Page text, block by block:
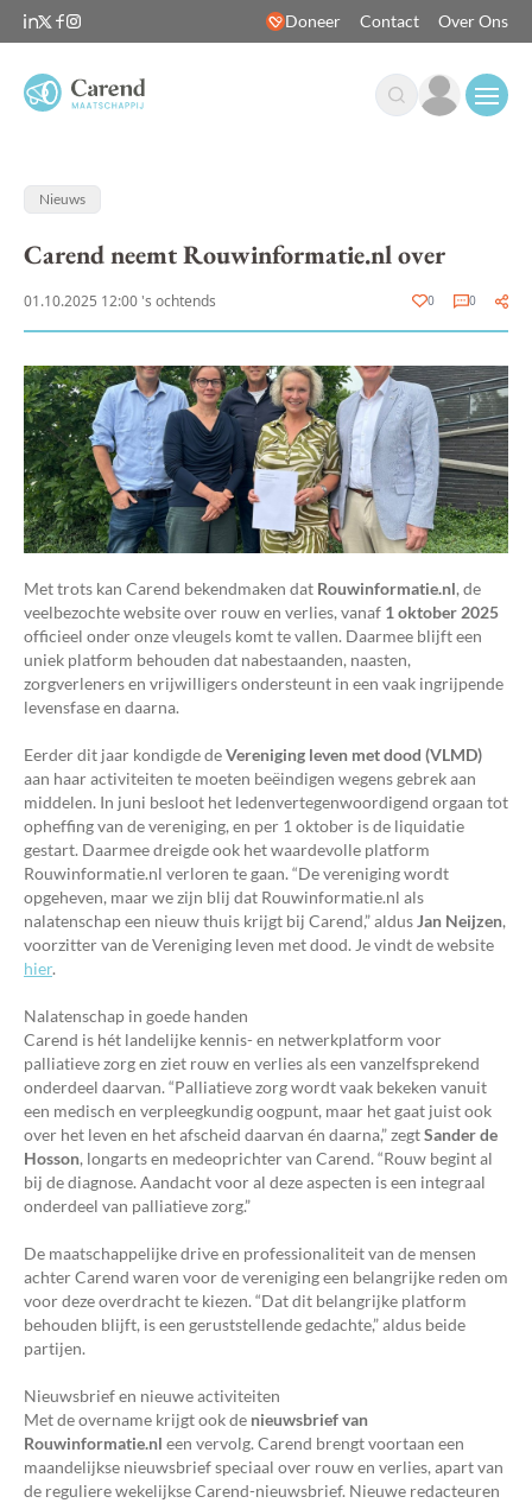
Doneer Contact Over Ons
Nieuws
Carend neemt Rouwinformatie.nl over
01.10.2025 12:00 's ochtends 0 0
Met trots kan Carend bekendmaken dat Rouwinformatie.nl, de
veelbezochte website over rouw en verlies, vanaf 1 oktober 2025
officieel onder onze vleugels komt te vallen. Daarmee blijft een
uniek platform behouden dat nabestaanden, naasten,
zorgverleners en vrijwilligers ondersteunt in een vaak ingrijpende
levensfase en daarna.
Eerder dit jaar kondigde deVereniging leven met dood (VLMD)
aan haar activiteiten te moeten beëindigen wegens gebrek aan
middelen. In juni besloot het ledenvertegenwoordigend orgaan tot
opheffing van de vereniging, en per 1 oktober is de liquidatie
gestart. Daarmee dreigde ook het waardevolle platform
Rouwinformatie.nl verloren te gaan. “De vereniging wordt
opgeheven, maar we zijn blij dat Rouwinformatie.nl als
nalatenschap een nieuw thuis krijgt bij Carend,” aldus Jan Neijzen,
voorzitter van de Vereniging leven met dood. Je vindt de website
hier.
Nalatenschap in goede handen
Carend is hét landelijke kennis- en netwerkplatform voor
palliatieve zorg en ziet rouw en verlies als een vanzelfsprekend
onderdeel daarvan. “Palliatieve zorg wordt vaak bekeken vanuit
een medisch en verpleegkundig oogpunt, maar het gaat juist ook
over het leven en het afscheid daarvan én daarna,” zegtSander de
Hosson, longarts en medeoprichter van Carend. “Rouw begint al
bij de diagnose. Aandacht voor al deze aspecten is een integraal
onderdeel van palliatieve zorg.”
De maatschappelijke drive en professionaliteit van de mensen
achter Carend waren voor de vereniging een belangrijke reden om
voor deze overdracht te kiezen. “Dat dit belangrijke platform
behouden blijft, is een geruststellende gedachte,” aldus beide
partijen.
Nieuwsbrief en nieuwe activiteiten
Met de overname krijgt ook de nieuwsbrief van
Rouwinformatie.nl een vervolg. Carend brengt voortaan een
maandelijkse nieuwsbrief speciaal over rouw en verlies, apart van
de reguliere wekelijkse Carend-nieuwsbrief. Nieuwe redacteuren